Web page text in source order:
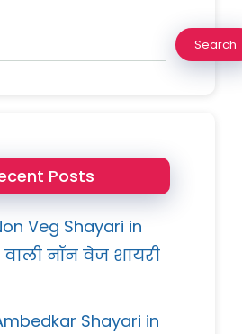
Search
Posts
Veg Shayari in
वाली नॉन वेज शायरी
Shayari in